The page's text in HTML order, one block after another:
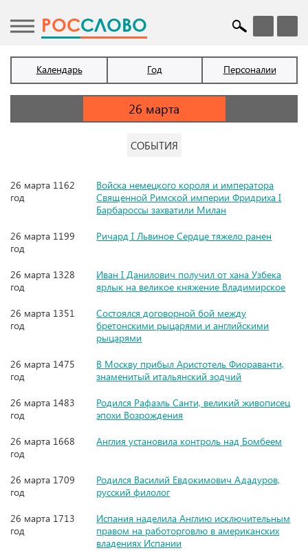
POCСЛОВО
Календарь Год Персоналии
СОБЫТИЯ
26 марта 1162
год
Войска немецкого короля и императора
Священной Римской империи Фридриха I
Барбароссы захватили Милан
26 марта 1199
год
Ричард I Львиное Сердце тяжело ранен
26 марта 1328
год
Иван I Данилович получил от хана Узбека
ярлык на великое княжение Владимирское
26 марта 1351
год
Состоялся договорной бой между
бретонскими рыцарями и английскими
рыцарями
26 марта 1475
год
В Москву прибыл Аристотель Фиораванти,
знаменитый итальянский зодчий
26 марта 1483
год
Родился Рафаэль Санти, великий живописец
эпохи Возрождения
26 марта 1668
год
Англия установила контроль над Бомбеем
26 марта 1709
год
Родился Василий Евдокимович Ададуров,
русский филолог
26 марта 1713
год
Испания наделила Англию исключительным
правом на работорговлю в американских
владениях Испании